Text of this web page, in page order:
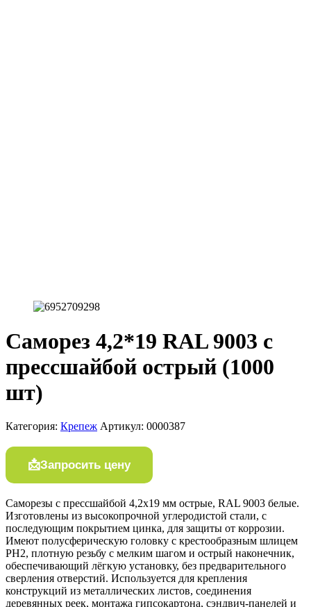
Саморез 4,2*19 RAL 9003 c
прессшайбой острый (1000
шт)
Категория: Крепеж Артикул: 0000387
Запросить цену
Саморезы с прессшайбой 4,2х19 мм острые, RAL 9003 белые.
Изготовлены из высокопрочной углеродистой стали, с
последующим покрытием цинка, для защиты от коррозии.
Имеют полусферическую головку с крестообразным шлицем
РН2, плотную резьбу с мелким шагом и острый наконечник,
обеспечивающий лёгкую установку, без предварительного
сверления отверстий. Используется для крепления
конструкций из металлических листов, соединения
деревянных реек, монтажа гипсокартона, сэндвич-панелей и